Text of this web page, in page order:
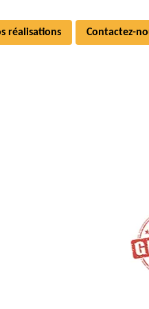
réalisations Contactez-